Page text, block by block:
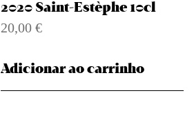
2020 Saint-Estèphe 10cl
Flacon de vin rouge - Château Tour des
20,00€
Adicionar ao carrinho